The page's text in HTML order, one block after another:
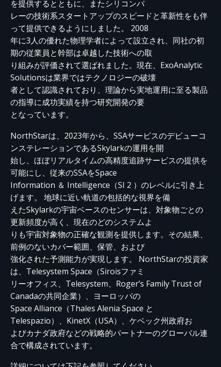
を提供するとともに、またシリコンバ
レーの技術系スタートアップのスピードと革新性をも伴
って提供できるようにしました。 2008
年に3人の優れた物理学者によって設立され、同社の初
期の従業員と幹部は卓越した技術への取
り組みが評価されて選ばれました。現在、ExoAnalytic
Solutionsは業界ではテクノロジーの破壊
者として認識されており、理論から実地運用に至る製品
の指導に成功実績を持つ研究開発の要
となっています。
NorthStarは、2023年から、SSAサービスのデビューコ
ンステレーションであるSkylarkの運用を開
始し、ほぼリアルタイムの高精度追跡サービスの提供を
可能にし、従来のSSAをSpace
Information ＆ Intelligence（SI 2 ）のレベルに引き上
げます。 地球に近い軌道の包括的な視界を備
えたSkylarkの宇宙ベースのセンサーは、対象物ごとの
更新頻度が高く、現在のどのシステムよ
りも宇宙対象物の正確な観測を提供します。その結果、
前例のないカバー範囲、保管、および
強化された予測能力が実現します。 NorthStarの投資家
は、Telesystem Space（Siroisファミ
リーオフィス、Telesystem、Roger’s Family Trust of
Canadaの共同企業）、ヨーロッパの
Space Alliance（Thales Alenia Space と
Telespazio）、KinetX（USA）、ケベック州政府お
よびカナダ政府などの戦略的パートナーのグローバル連
合で構成されています。